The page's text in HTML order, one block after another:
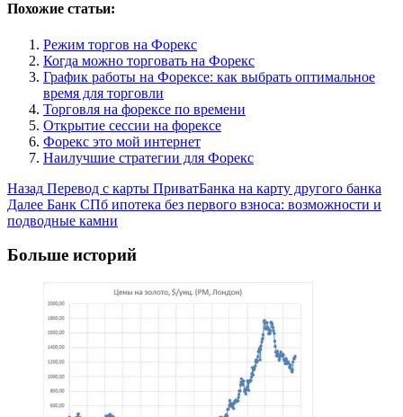
Похожие статьи:
Режим торгов на Форекс
Когда можно торговать на Форекс
График работы на Форексе: как выбрать оптимальное
время для торговли
Торговля на форексе по времени
Открытие сессии на форексе
Форекс это мой интернет
Наилучшие стратегии для Форекс
Post
Navigation
Назад Перевод с карты ПриватБанка на карту другого банка
Далее Банк СПб ипотека без первого взноса: возможности и
подводные камни
Больше историй